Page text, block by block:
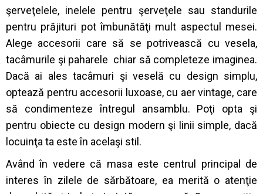
şerveţelele, inelele pentru şerveţele sau standurile
pentru prăjituri pot îmbunătăţi mult aspectul mesei.
Alege accesorii care să se potrivească cu vesela,
tacâmurile şi paharele chiar să completeze imaginea.
Dacă ai ales tacâmuri şi veselă cu design simplu,
optează pentru accesorii luxoase, cu aer vintage, care
să condimenteze întregul ansamblu. Poţi opta şi
pentru obiecte cu design modern şi linii simple, dacă
locuinţa ta este în acelaşi stil.
Având în vedere că masa este centrul principal de
interes în zilele de sărbătoare, ea merită o atenţie